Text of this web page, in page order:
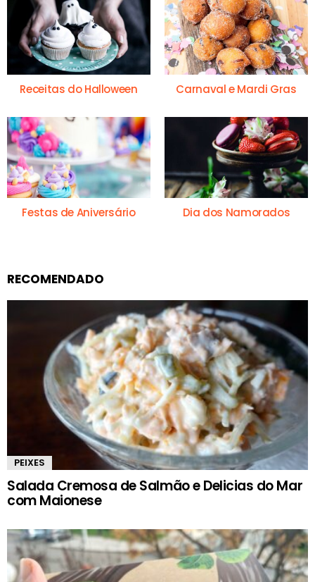
Receitas do Halloween Carnaval e Mardi Gras
Festas de Aniversário Dia dos Namorados
RECOMENDADO
PEIXES
Salada Cremosa de Salmão e Delicias do Mar
com Maionese